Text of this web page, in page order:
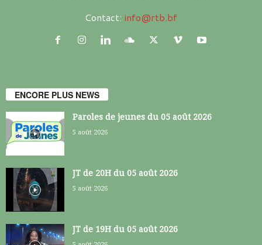
Contact: info@rtb.bf
ENCORE PLUS NEWS
Paroles de jeunes du 05 août 2026
5 août 2026
JT de 20H du 05 août 2026
5 août 2026
JT de 19H du 05 août 2026